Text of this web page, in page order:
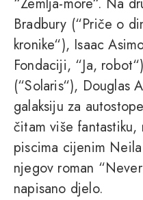
Bradbury (“Priče o
kronike“), Isaac
Fondaciji, “Ja,
(“Solaris“), Douglas
galaksiju za
čitam više
piscima cijenim
njegov roman
napisano djelo.